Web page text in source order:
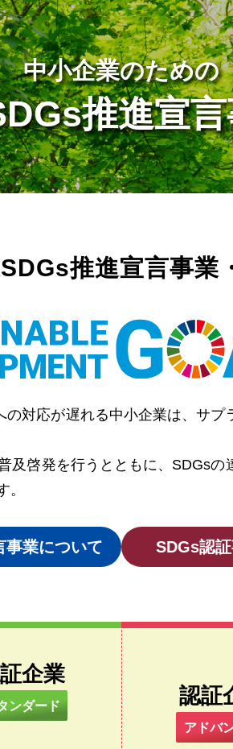
中小企業のための
推進宣
推進宣言事業
対応が遅れる中小企業は、サ
及啓発を行うとともに、SDGs
。
事業について SDGs認
企業
ンダード 認証
アドバ